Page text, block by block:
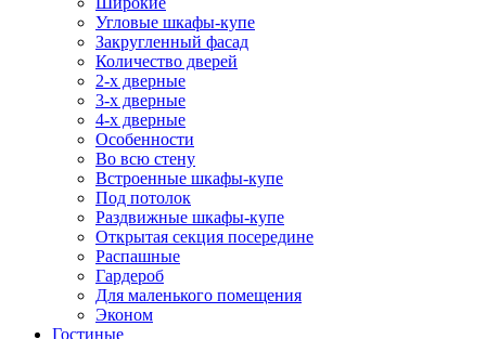
Угловые шкафы-купе
Закругленный фасад
Количество дверей
2-х дверные
3-х дверные
4-х дверные
Особенности
Во всю стену
Встроенные шкафы-купе
Под потолок
Раздвижные шкафы-купе
Открытая секция посередине
Распашные
Гардероб
Для маленького помещения
Эконом
Гостиные